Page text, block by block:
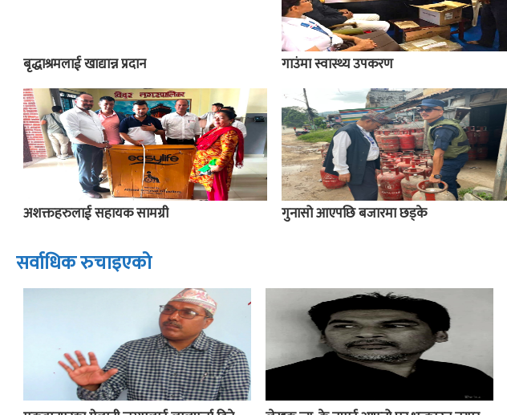
बृद्धाश्रमलाई खाद्यान्न प्रदान गाउंमा स्वास्थ्य उपकरण
अशक्तहरुलाई सहायक सामग्री गुनासो आएपछि बजारमा छड्के
सर्वाधिक रुचाइएको